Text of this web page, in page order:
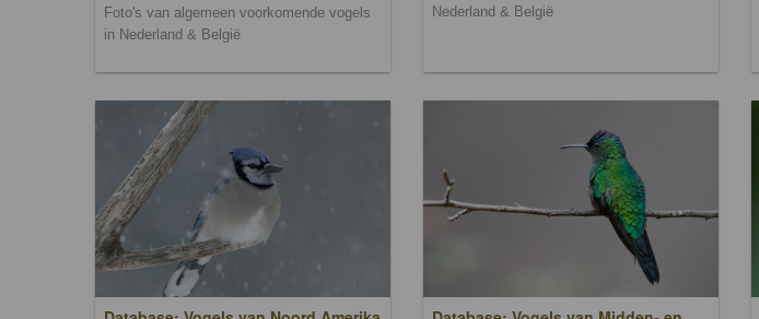
Foto's van algemeen voorkomende vogels
in Nederland & België
Nederland & België